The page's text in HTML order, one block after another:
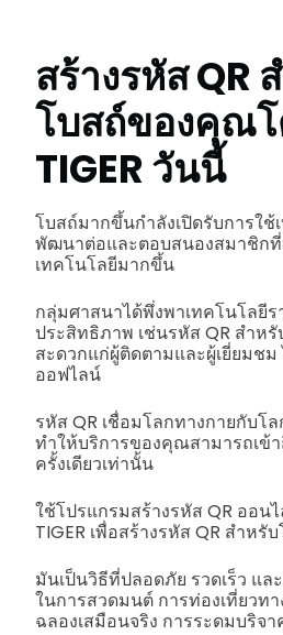
สร้างรหัส QR
โบสถ์ของคุณโ
TIGER วันนี้
โบสถ์มากขึ้นกำลังเปิดรับการใช้
พัฒนาต่อและตอบสนองสมาชิกที่
เทคโนโลยีมากขึ้น
กลุ่มศาสนาได้พึ่งพาเทคโนโลยี
ประสิทธิภาพ เช่นรหัส QR สำห
สะดวกแก่ผู้ติดตามและผู้เยี่ยมช
ออฟไลน์
รหัส QR เชื่อมโลกทางกายกับโ
ทำให้บริการของคุณสามารถเข้
ครั้งเดียวเท่านั้น
ใช้โปรแกรมสร้างรหัส QR ออน
TIGER เพื่อสร้างรหัส QR สำห
มันเป็นวิธีที่ปลอดภัย รวดเร็ว แล
ในการสวดมนต์ การท่องเที่ยวท
ฉลองเสมือนจริง การระดมบริจ